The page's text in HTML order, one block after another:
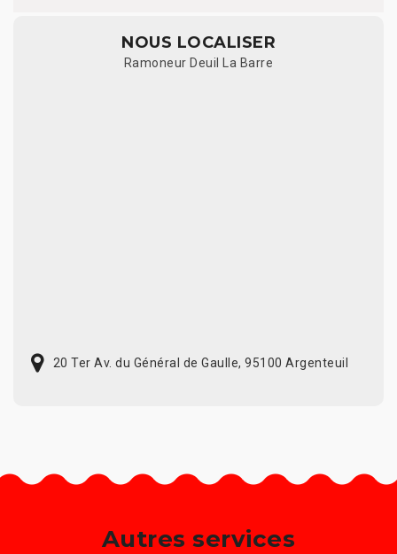
NOUS LOCALISER
Ramoneur Deuil La Barre
20 Ter Av. du Général de Gaulle, 95100 Argenteuil
Autres services